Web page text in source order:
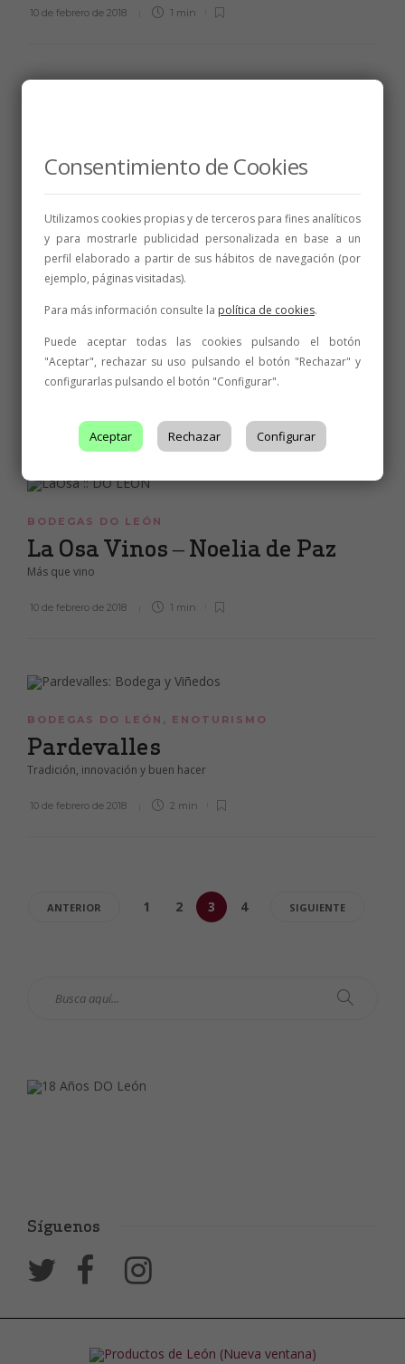
10 de febrero de 2018 1 min
Julio Crespo
Queremos convertir viticultura en esfuerzo y enología en pasión
10 de febrero de 2018
La Viña de Los Pasaderos
Un sueño hecho realidad
BODEGAS DO LEÓN
La Osa Vinos – Noelia de Paz
Más que vino
10 de febrero de 2018 1 min
BODEGAS DO LEÓN , ENOTURISMO
Pardevalles
Tradición, innovación y buen hacer
10 de febrero de 2018 2 min
ANTERIOR 1 2 3 4 SIGUIENTE
Síguenos
Consentimiento de Cookies
Utilizamos cookies propias y de terceros para fines analíticos
y para mostrarle publicidad personalizada en base a un
perfil elaborado a partir de sus hábitos de navegación (por
ejemplo, páginas visitadas).
Para más información consulte la política de cookies.
Puede aceptar todas las cookies pulsando el botón
"Aceptar", rechazar su uso pulsando el botón "Rechazar" y
configurarlas pulsando el botón "Configurar".
Aceptar Rechazar Configurar